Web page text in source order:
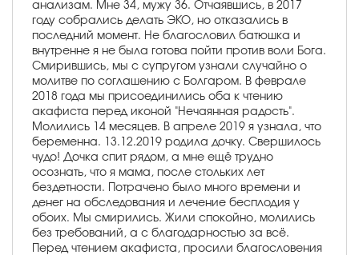
анализам. Мне 34, мужу 36. Отчаявшись, в 2017
году собрались делать ЭКО, но отказались в
последний момент. Не благословил батюшка и
внутренне я не была готова пойти против воли Бога.
Смирившись, мы с супругом узнали случайно о
молитве по соглашению с Болгаром. В феврале
2018 года мы присоединились оба к чтению
акафиста перед иконой "Нечаянная радость".
Молились 14 месяцев. В апреле 2019 я узнала, что
беременна. 13.12.2019 родила дочку. Свершилось
чудо! Дочка спит рядом, а мне ещё трудно
осознать, что я мама, после стольких лет
бездетности. Потрачено было много времени и
денег на обследования и лечение бесплодия у
обоих. Мы смирились. Жили спокойно, молились
без требований, а с благодарностью за всё.
Перед чтением акафиста, просили благословения